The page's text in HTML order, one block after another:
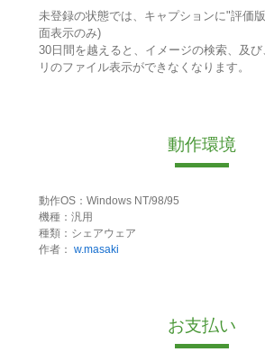
未登録の状態では、キャプションに"評価
面表示のみ)
30日間を越えると、イメージの検索、及び
リのファイル表示ができなくなります。
動作環境
動作OS：Windows NT/98/95
機種：汎用
種類：シェアウェア
作者： w.masaki
お支払い